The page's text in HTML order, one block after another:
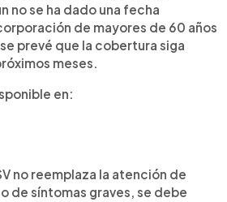
no se ha dado una fecha
de mayores de 60 años
prevé que la cobertura siga
meses.
en:
no reemplaza la atención de
de síntomas graves, se debe